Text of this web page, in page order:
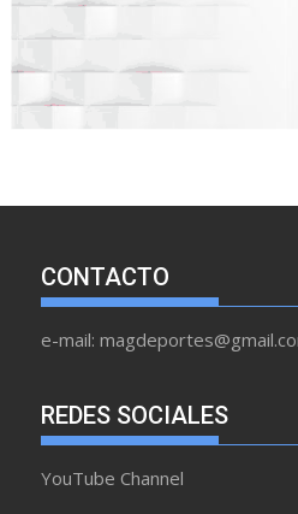
CONTACTO
e-mail:
REDES SOCIALES
YouTube Channel